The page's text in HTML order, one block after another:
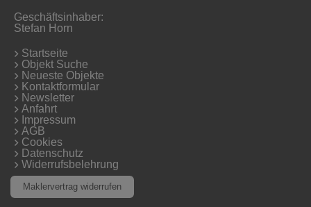
Geschäftsinhaber:
Stefan Horn
Startseite
Objekt Suche
Neueste Objekte
Kontaktformular
Newsletter
Anfahrt
Impressum
AGB
Cookies
Datenschutz
Widerrufsbelehrung
Maklervertrag widerrufen